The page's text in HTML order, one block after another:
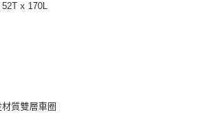
x 170L
質雙層車圈